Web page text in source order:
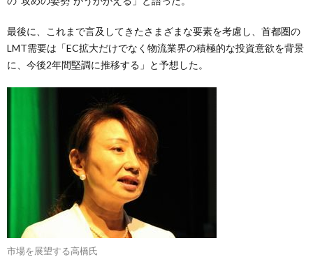
最後に、これまで言及してきたさまざまな要素を考慮し、首都圏の
LMT需要は「EC拡大だけでなく物流業界の積極的な投資意欲を背景
に、今後2年間堅調に推移する」と予想した。
市場を展望する高橋氏